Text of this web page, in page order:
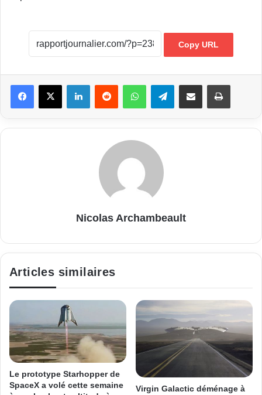
Copy URL
LinkedinReddit WhatsAppTelegramPartager par email Imprimer
Nicolas Archambeault
Articles similaires
Le prototype Starhopper de
SpaceX a volé cette semaine
Virgin Galactic déménage à